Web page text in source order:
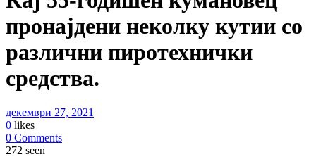
пронајдени неколку кутии со
различни пиротехнички
средства.
декември 27, 2021
0 likes
0 Comments
272 seen